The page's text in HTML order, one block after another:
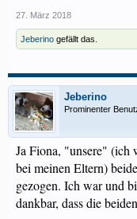
27. März 2018
Jeberino gefällt das.
Jeberino
Prominenter
Ja Fiona, "unsere" (ich
bei meinen Eltern)
gezogen. Ich war und
dankbar, dass die